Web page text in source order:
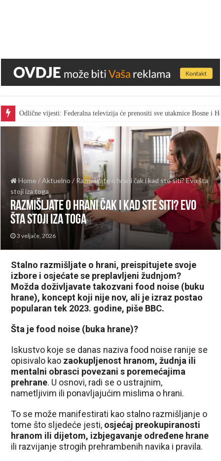
Odlične vijesti: Federalna televizija će prenositi sve utakmice Bosne i
Home /Aktuelno / Razmišljate o hrani čak i kad ste siti? Evo šta
stoji iza toga
Razmišljate o hrani čak i kad ste siti? Evo
šta stoji iza toga
3 veljače, 2026
Stalno razmišljate o hrani, preispitujete svoje
izbore i osjećate se preplavljeni žudnjom?
Možda doživljavate takozvani food noise (buku
hrane), koncept koji nije nov, ali je izraz postao
popularan tek 2023. godine, piše BBC.
Šta je food noise (buka hrane)?
Iskustvo koje se danas naziva food noise ranije se
opisivalo kao zaokupljenost hranom, žudnja ili
mentalni obrasci povezani s poremećajima
prehrane. U osnovi, radi se o ustrajnim,
nametljivim ili ponavljajućim mislima o hrani.
To se može manifestirati kao stalno razmišljanje o
tome što sljedeće jesti, osjećaj preokupiranosti
hranom ili dijetom, izbjegavanje određene hrane
ili razvijanje strogih prehrambenih navika i pravila.